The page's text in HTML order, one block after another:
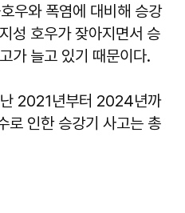
우와 폭염에 대비해 승강
성 호우가 잦아지면서 승
가 늘고 있기 때문이다.
2021년부터 2024년까
로 인한 승강기 사고는 총